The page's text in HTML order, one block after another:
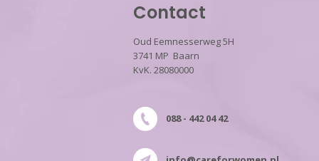
Contact
Oud Eemnesserweg 5H
3741 MP Baarn
KvK. 28080000
088 - 442 04 42